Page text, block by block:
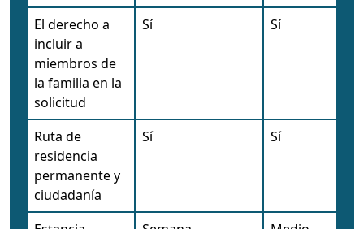
El derecho a
incluir a
miembros de
la familia en la
solicitud
Sí Sí
Ruta de
residencia
permanente y
ciudadanía
Sí Sí